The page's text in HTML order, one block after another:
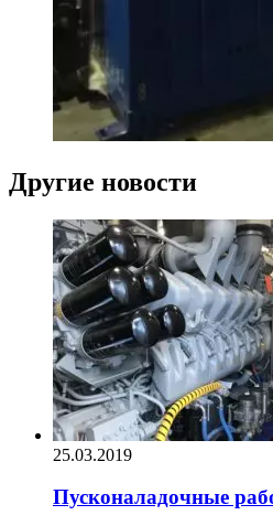
Другие новости
25.03.2019
Пусконаладочные